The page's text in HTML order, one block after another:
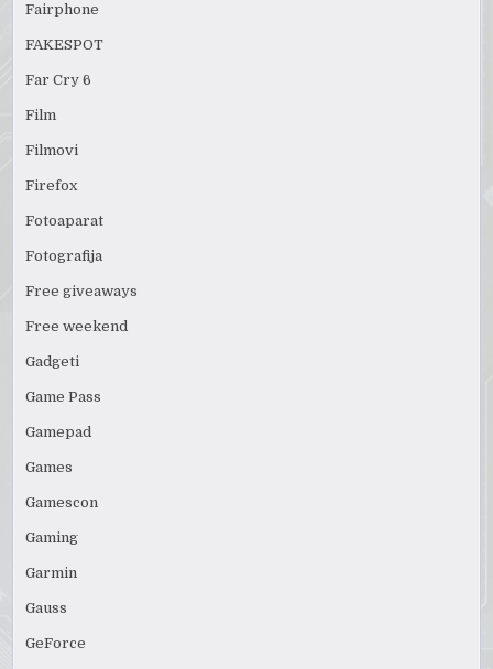
Fairphone
FAKESPOT
Far Cry 6
Film
Filmovi
Firefox
Fotoaparat
Fotografija
Free giveaways
Free weekend
Gadgeti
Game Pass
Gamepad
Games
Gamescon
Gaming
Garmin
Gauss
GeForce